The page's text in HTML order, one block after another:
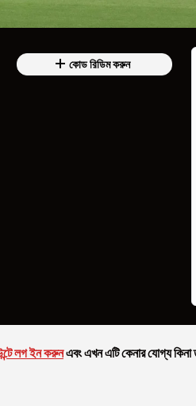
কোড রিডিম করুন
লগ ইন করুনএবং এখন এটি কেনার যোগ্য কিনা